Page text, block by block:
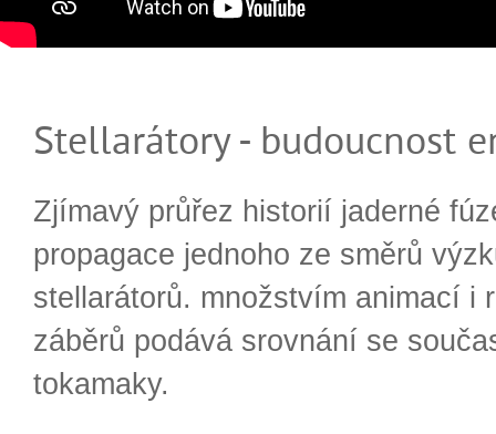
Stellarátory - budoucnost
Zjímavý průřez historií jaderné
propagace jednoho ze směrů
stellarátorů. množstvím animací i
záběrů podává srovnání se
tokamaky.